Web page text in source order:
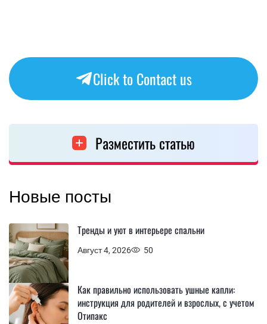
Click to Contact us
Разместить статью
Новые посты
Август 4, 2026 50
Тренды и уют в интерьере спальни
Как правильно использовать ушные капли:
инструкция для родителей и взрослых, с учетом
Отипакс